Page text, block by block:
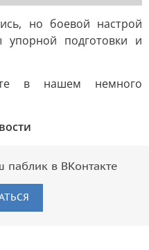
но боевой настрой
подготовки и
в нашем немного
паблик в ВКонтакте